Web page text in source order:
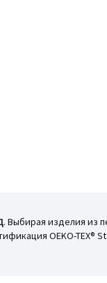
. Выбирая изделия из
OEKO-TEX®